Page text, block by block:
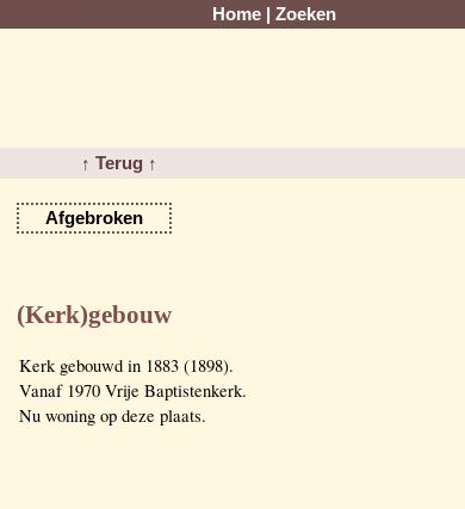
Home Zoeken
↑ Terug ↑
Afgebroken
(Kerk)gebouw
Kerk gebouwd in 1883 (1898).
Vanaf 1970 Vrije Baptistenkerk.
Nu woning op deze plaats.